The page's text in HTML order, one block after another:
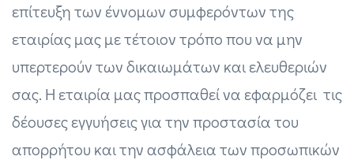
επίτευξη των έννομων συμφερόντων της
εταιρίας μας με τέτοιον τρόπο που να μην
υπερτερούν των δικαιωμάτων και ελευθεριών
σας. Η εταιρία μας προσπαθεί να εφαρμόζει τις
δέουσες εγγυήσεις για την προστασία του
απορρήτου και την ασφάλεια των προσωπικών